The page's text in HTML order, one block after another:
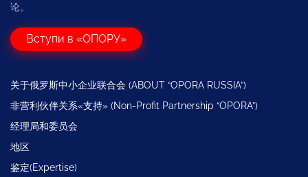
论。
Вступи в «ОПОРУ»
关于俄罗斯中小企业联合会 (ABOUT “OPORA RUSSIA”)
非营利伙伴关系«支持» (Non-Profit Partnership “OPORA”)
经理局和委员会
地区
鉴定(Expertise)